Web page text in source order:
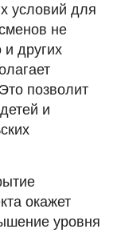
условий для
не
и других
позволит
и
окажет
уровня